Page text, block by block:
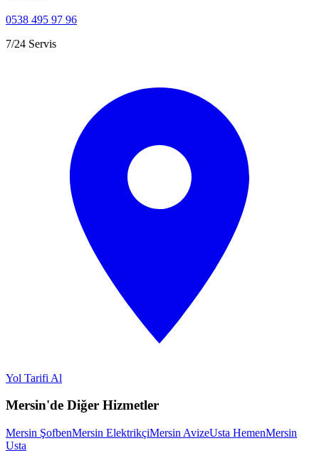
0538 495 97 96
7/24 Servis
Yol Tarifi Al
Mersin'de Diğer Hizmetler
Mersin ŞofbenMersin ElektrikçiMersin AvizeUsta HemenMersin
Usta